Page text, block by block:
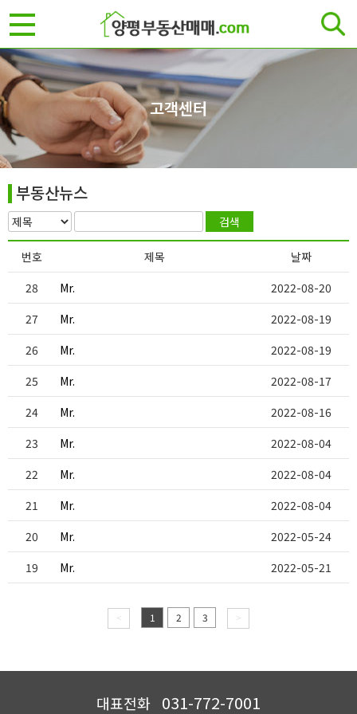
고객센터
부동산뉴스
번호 제목
날짜
28
Mr.
2022-08-20
27
Mr.
2022-08-19
26
Mr.
2022-08-19
25
Mr.
2022-08-17
24
Mr.
2022-08-16
23
Mr.
2022-08-04
22
Mr.
2022-08-04
21
Mr.
2022-08-04
20
Mr.
2022-05-24
19
Mr. 2022-05-21
< 1 2 3 >
대표전화 031-772-7001